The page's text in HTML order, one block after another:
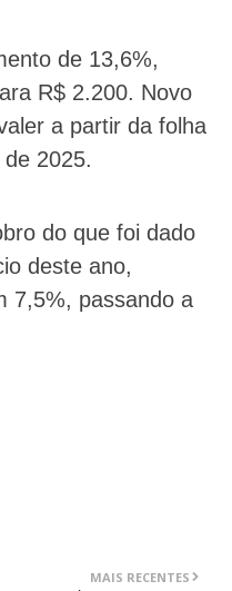
de 13,6%,
R$ 2.200. Novo
a partir da folha
2025.
do que foi dado
deste ano,
7,5%, passando a
MAIS RECENTES